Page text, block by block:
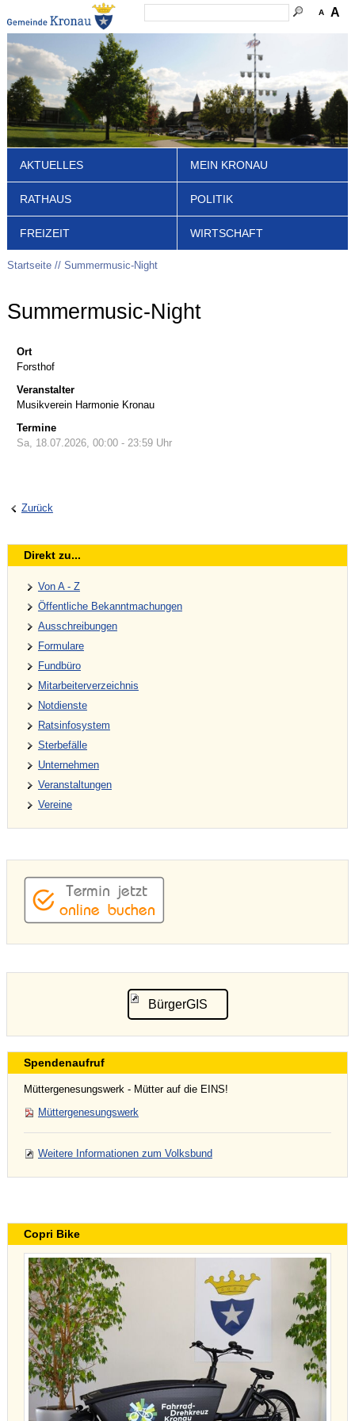
A A
AKTUELLES MEIN KRONAU
RATHAUS POLITIK
FREIZEIT WIRTSCHAFT
Startseite Summermusic-Night
Summermusic-Night
Ort
Forsthof
Veranstalter
Musikverein Harmonie Kronau
Termine
Sa, 18.07.2026, 00:00 - 23:59 Uhr
Zurück
Direkt zu...
Von A - Z
Öffentliche Bekanntmachungen
Ausschreibungen
Formulare
Fundbüro
Mitarbeiterverzeichnis
Notdienste
Ratsinfosystem
Sterbefälle
Unternehmen
Veranstaltungen
Vereine
BürgerGIS
Spendenaufruf
Müttergenesungswerk - Mütter auf die EINS!
Müttergenesungswerk
Weitere Informationen zum Volksbund
Copri Bike